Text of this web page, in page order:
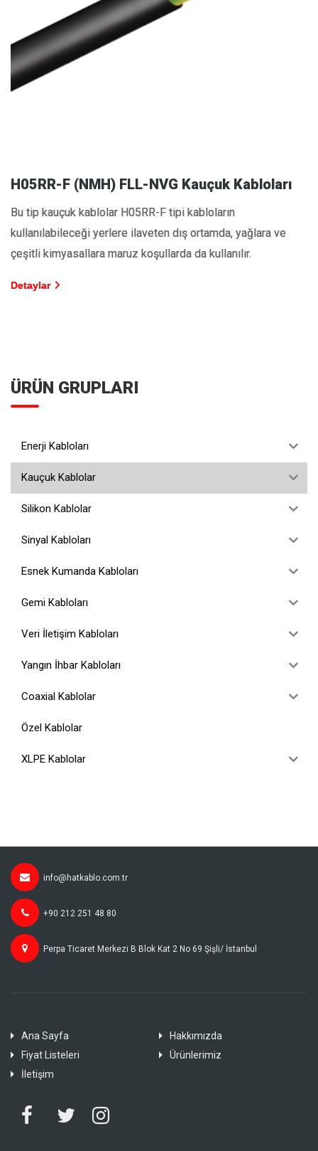
H05RR-F (NMH) FLL-NVG Kauçuk Kabloları
Bu tip kauçuk kablolar H05RR-F tipi kabloların
kullanılabileceği yerlere ilaveten dış ortamda, yağlara ve
çeşitli kimyasallara maruz koşullarda da kullanılır.
Detaylar
ÜRÜN GRUPLARI
Enerji Kabloları
Kauçuk Kablolar
Silikon Kablolar
Sinyal Kabloları
Esnek Kumanda Kabloları
Gemi Kabloları
Veri İletişim Kabloları
Yangın İhbar Kabloları
Coaxial Kablolar
Özel Kablolar
XLPE Kablolar
info@hatkablo.com.tr
+90 212 251 48 80
Perpa Ticaret Merkezi B Blok Kat 2 No 69 Şişli/ İstanbul
Ana Sayfa
Hakkımızda
Fiyat Listeleri
Ürünlerimiz
İletişim